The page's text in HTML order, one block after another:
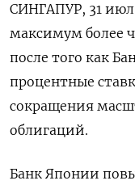
СИНГАПУР, 31
максимум более
после того как
процентные
сокращения
облигаций.
Банк Японии